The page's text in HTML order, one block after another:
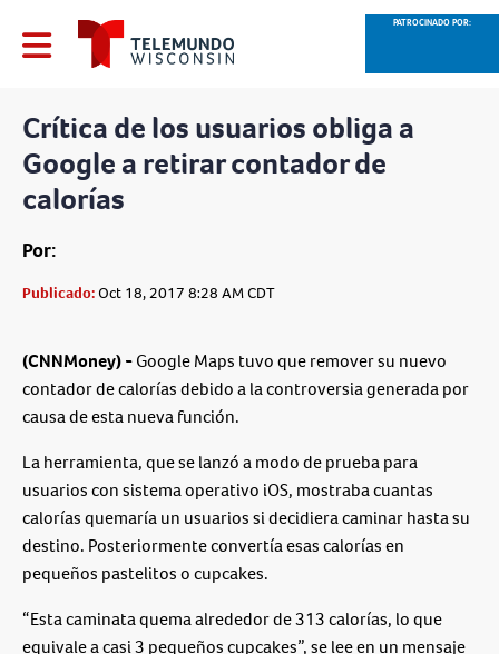
PATROCINADO POR:
Crítica de los usuarios obliga a
Google a retirar contador de
calorías
Por:
Publicado:Oct 18, 2017 8:28 AM CDT
(CNNMoney) -Google Maps tuvo que remover su nuevo
contador de calorías debido a la controversia generada por
causa de esta nueva función.
La herramienta, que se lanzó a modo de prueba para
usuarios con sistema operativo iOS, mostraba cuantas
calorías quemaría un usuarios si decidiera caminar hasta su
destino. Posteriormente convertía esas calorías en
pequeños pastelitos o cupcakes.
“Esta caminata quema alrededor de 313 calorías, lo que
equivale a casi 3 pequeños cupcakes”, se lee en un mensaje